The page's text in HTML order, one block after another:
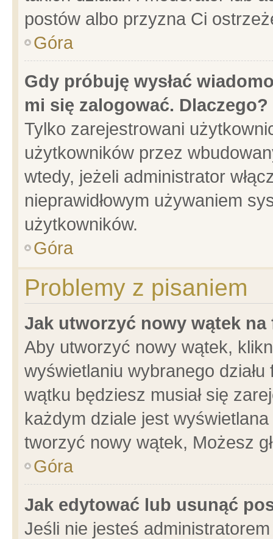
postów albo przyzna Ci
Góra
Gdy próbuję wysłać
mi się zalogować. Dlaczego?
Tylko zarejestrowani
użytkowników przez
wtedy, jeżeli administrator
nieprawidłowym używaniem
użytkowników.
Góra
Problemy z pisaniem
Jak utworzyć nowy wątek na
Aby utworzyć nowy wątek,
wyświetlaniu wybranego
wątku będziesz musiał się
każdym dziale jest
tworzyć nowy wątek, Możesz
Góra
Jak edytować lub usunąć
Jeśli nie jesteś